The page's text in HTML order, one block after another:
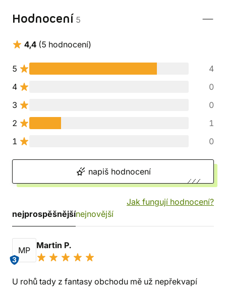
Hodnocení 5
4,4 (5 hodnocení)
5
4
4
0
3
0
2
1
1
0
napiš hodnocení
Jak fungují hodnocení?
nejprospěšnějšínejnovější
MP
3
Martin P.
U rohů tady z fantasy obchodu mě už nepřekvapí